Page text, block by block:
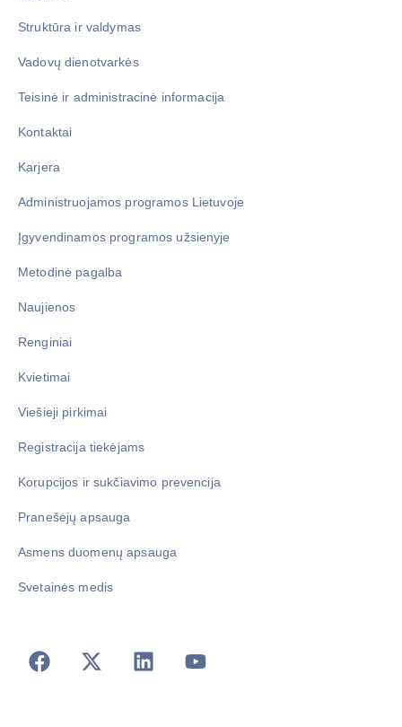
Struktūra ir valdymas
Vadovų dienotvarkės
Teisinė ir administracinė informacija
Kontaktai
Karjera
Administruojamos programos Lietuvoje
Įgyvendinamos programos užsienyje
Metodinė pagalba
Naujienos
Renginiai
Kvietimai
Viešieji pirkimai
Registracija tiekėjams
Korupcijos ir sukčiavimo prevencija
Pranešėjų apsauga
Asmens duomenų apsauga
Svetainės medis